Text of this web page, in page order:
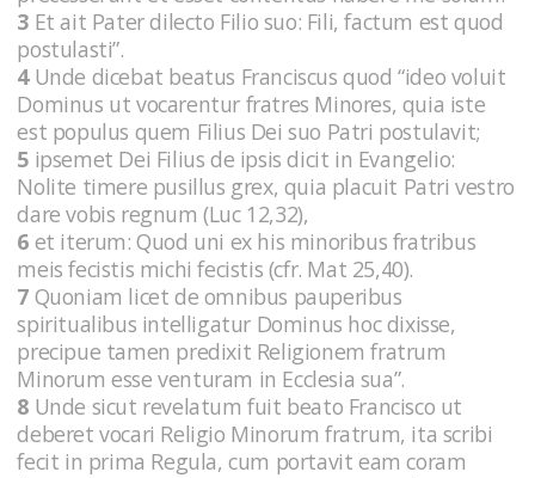
3 Et ait Pater dilecto Filio suo: Fili, factum est quod
postulasti”.
4Unde dicebat beatus Franciscus quod “ideo voluit
Dominus ut vocarentur fratres Minores, quia iste
est populus quem Filius Dei suo Patri postulavit;
5 ipsemet Dei Filius de ipsis dicit in Evangelio:
Nolite timere pusillus grex, quia placuit Patri vestro
dare vobis regnum (Luc 12,32),
6 et iterum: Quod uni ex his minoribus fratribus
meis fecistis michi fecistis (cfr. Mat 25,40).
7 Quoniam licet de omnibus pauperibus
spiritualibus intelligatur Dominus hoc dixisse,
precipue tamen predixit Religionem fratrum
Minorum esse venturam in Ecclesia sua”.
8 Unde sicut revelatum fuit beato Francisco ut
deberet vocari Religio Minorum fratrum, ita scribi
fecit in prima Regula, cum portavit eam coram